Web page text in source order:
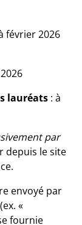
février 2026
lauréats : à
par
depuis le site
envoyé par
«
fournie